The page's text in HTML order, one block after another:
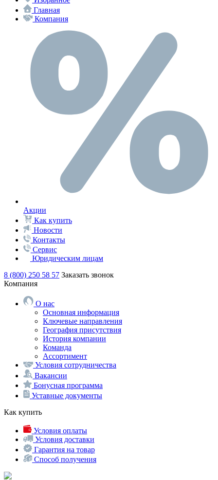
Главная
Компания
Акции
Как купить
Новости
Контакты
Сервис
Юридическим лицам
8 (800) 250 58 57 Заказать звонок
Компания
О нас
Основная информация
Ключевые направления
География присутствия
История компании
Команда
Ассортимент
Условия сотрудничества
Вакансии
Бонусная программа
Уставные документы
Как купить
Условия оплаты
Условия доставки
Гарантия на товар
Способ получения